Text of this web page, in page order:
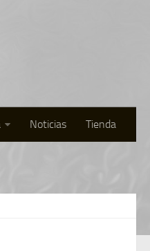
Noticias Tienda